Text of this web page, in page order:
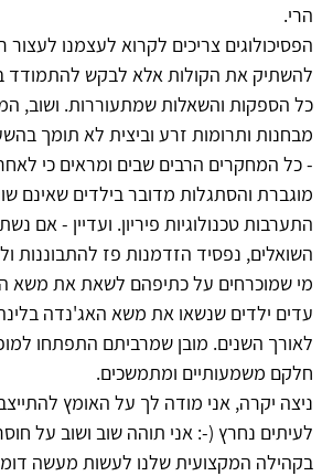
הרי.
הפסיכולוגים צריכים לקרוא לעצמנו
להשתיק את הקולות אלא לבקש להתמודד
כל הספקות והשאלות שמתעוררות. ושוב,
מבחנות ותרומות זרע וביצית לא תומך
- כל המחקרים הרבים שבים ומראים כי
מוגברת והסתגלות מדובר בילדים שאינם
התערבות טכנולוגיות פיריון. ועדיין - אם
השואלים, נפסיד הזדמנות פז להתבוננות
מי שמוכרחים על כתיפהם לשאת את משא
עדים ילדים שנשאו את משא האג'נדה
לאורך השנים. מובן שמרביתם התפתחו
חלקם משמעותיים ומתמשכים.
ניצה יקרה, אני מודה לך על האומץ
לעיתים נחרץ (-: אני תוהה שוב ושוב על
בקהילה המקצועית שלנו לעשות מעשה